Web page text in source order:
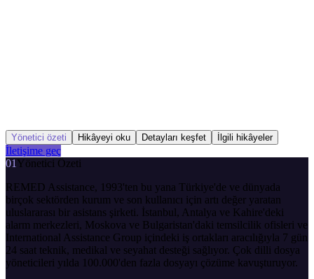
Yönetici özeti Hikâyeyi oku Detayları keşfet İlgili hikâyeler
İletişime geç
01 Yönetici Özeti
REMED Assistance, 1993'ten bu yana Türkiye'de ve dünyada
birçok sektörden kurum ve son kullanıcı için artı değer yaratan
uluslararası bir asistans şirketi. İstanbul, Antalya ve Kahire'deki
alarm merkezleri, Moskova ve Bulgaristan'daki temsilcilik ofisleri ve
International Assistance Group içindeki iş ortakları aracılığıyla 7 gün
24 saat teknik, medikal ve seyahat desteği sağlıyor. Çok dilli dosya
yöneticileri yılda 100.000'den fazla dosyayı çözüme kavuşturuyor.